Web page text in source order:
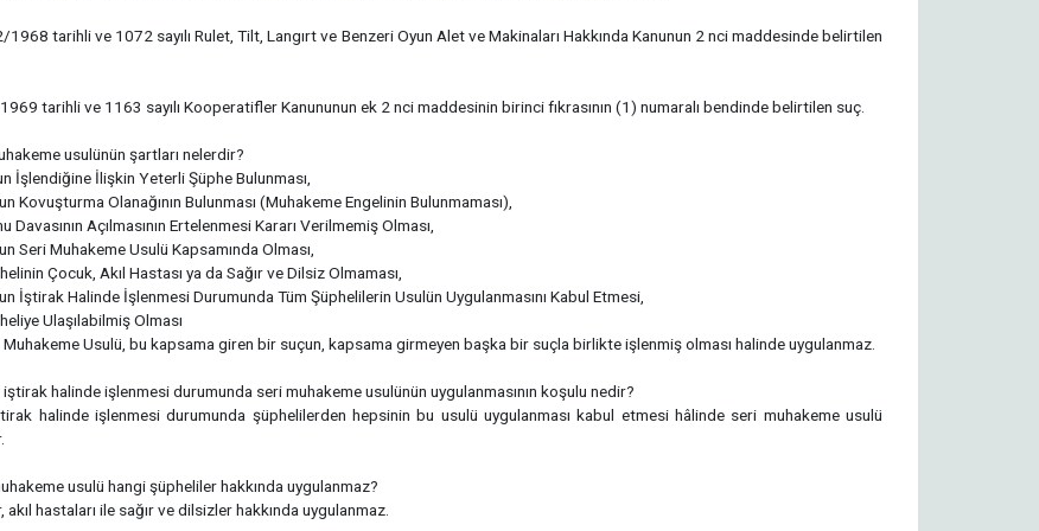
tarihli ve 1072 sayılı Rulet, Tilt, Langırt ve Benzeri Oyun Alet ve Makinaları Hakkında Kanunun 2 nci maddesinde belirtilen
tarihli ve 1163 sayılı Kooperatifler Kanununun ek 2 nci maddesinin birinci fıkrasının (1) numaralı bendinde belirtilen suç.
usulünün şartları nelerdir?
İşlendiğine İlişkin Yeterli Şüphe Bulunması,
Kovuşturma Olanağının Bulunması (Muhakeme Engelinin Bulunmaması),
Davasının Açılmasının Ertelenmesi Kararı Verilmemiş Olması,
Seri Muhakeme Usulü Kapsamında Olması,
Çocuk, Akıl Hastası ya da Sağır ve Dilsiz Olmaması,
İştirak Halinde İşlenmesi Durumunda Tüm Şüphelilerin Usulün Uygulanmasını Kabul Etmesi,
Ulaşılabilmiş Olması
Usulü, bu kapsama giren bir suçun, kapsama girmeyen başka bir suçla birlikte işlenmiş olması halinde uygulanmaz.
iştirak halinde işlenmesi durumunda seri muhakeme usulünün uygulanmasının koşulu nedir?
halinde işlenmesi durumunda şüphelilerden hepsinin bu usulü uygulanması kabul etmesi hâlinde seri muhakeme usulü
usulü hangi şüpheliler hakkında uygulanmaz?
akıl hastaları ile sağır ve dilsizler hakkında uygulanmaz.